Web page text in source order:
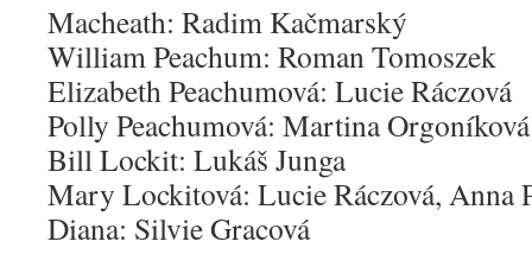
Macheath: Radim Kačmarský
William Peachum: Roman Tomoszek
Elizabeth Peachumová: Lucie Ráczová
Polly Peachumová: Martina Orgoníková
Bill Lockit: Lukáš Junga
Mary Lockitová: Lucie Ráczová, Anna
Diana: Silvie Gracová